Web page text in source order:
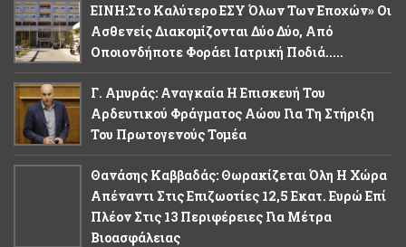
ΕΙΝΗ:Στο Καλύτερο ΕΣΥ Όλων Των Εποχών» Οι
Ασθενείς Διακομίζονται Δύο Δύο, Από
Οποιονδήποτε Φοράει Ιατρική Ποδιά.....
Γ. Αμυράς: Αναγκαία Η Επισκευή Του
Αρδευτικού Φράγματος Αώου Για Τη Στήριξη
Του Πρωτογενούς Τομέα
Θανάσης Καββαδάς: Θωρακίζεται Όλη Η Χώρα
Απέναντι Στις Επιζωοτίες 12,5 Εκατ. Ευρώ Επί
Πλέον Στις 13 Περιφέρειες Για Μέτρα
Βιοασφάλειας